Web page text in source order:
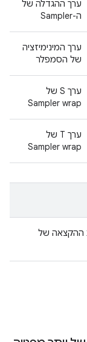
ערך ההגדלה של
ה-Sampler
ערך המינימיזציה
של הסמפלר
ערך S של
Sampler wrap
ערך T של
Sampler wrap
ההקצאה של